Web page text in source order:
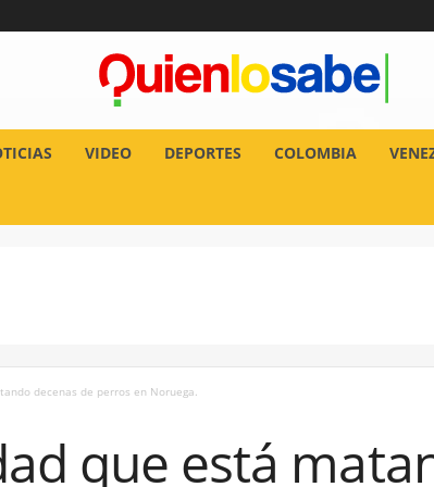
VIDEO DEPORTES COLOMBIA
decenas de perros en Noruega.
que está